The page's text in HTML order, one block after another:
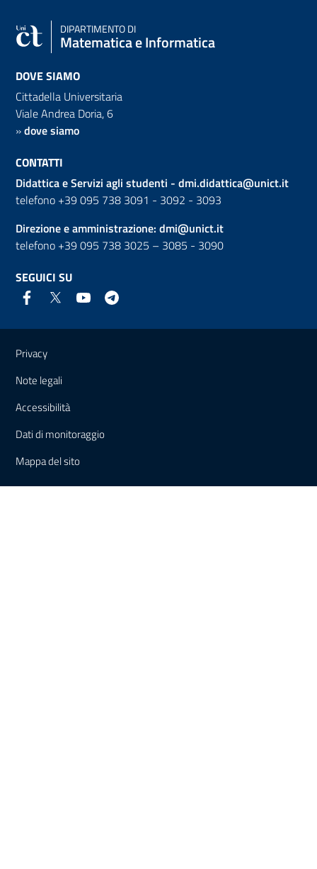
DIPARTIMENTO DI
Matematica e Informatica
DOVE SIAMO
Cittadella Universitaria
Viale Andrea Doria, 6
»dove siamo
CONTATTI
Didattica e Servizi agli studenti - dmi.didattica@unict.it
telefono +39 095 738 3091 - 3092 - 3093
Direzione e amministrazione: dmi@unict.it
telefono +39 095 738 3025 – 3085 - 3090
SEGUICI SU
Link e informazioni utili
Privacy
Note legali
Accessibilità
Dati di monitoraggio
Mappa del sito